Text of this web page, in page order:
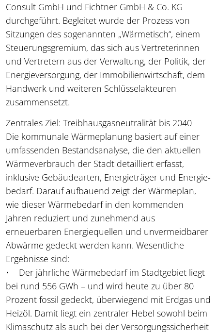
Consult GmbH und Fichtner GmbH & Co. KG
durchgeführt. Begleitet wurde der Prozess von
Sitzungen des sogenannten „Wärmetisch“, einem
Steuerungsgremium, das sich aus Vertreterinnen
und Vertretern aus der Verwaltung, der Politik, der
Energieversorgung, der Immobilienwirtschaft, dem
Handwerk und weiteren Schlüsselakteuren
zusammensetzt.
Zentrales Ziel: Treibhausgasneutralität bis 2040
Die kommunale Wärmeplanung basiert auf einer
umfassenden Bestandsanalyse, die den aktuellen
Wärmeverbrauch der Stadt detailliert erfasst,
inklusive Gebäudearten, Energieträger und Energie-
bedarf. Darauf aufbauend zeigt der Wärmeplan,
wie dieser Wärmebedarf in den kommenden
Jahren reduziert und zunehmend aus
erneuerbaren Energiequellen und unvermeidbarer
Abwärme gedeckt werden kann. Wesentliche
Ergebnisse sind:
• Der jährliche Wärmebedarf im Stadtgebiet liegt
bei rund 556 GWh – und wird heute zu über 80
Prozent fossil gedeckt, überwiegend mit Erdgas und
Heizöl. Damit liegt ein zentraler Hebel sowohl beim
Klimaschutz als auch bei der Versorgungssicherheit